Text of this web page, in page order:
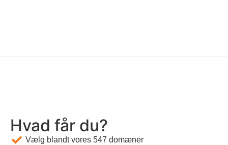
Hvad får du?
Vælg blandt vores 547 domæner